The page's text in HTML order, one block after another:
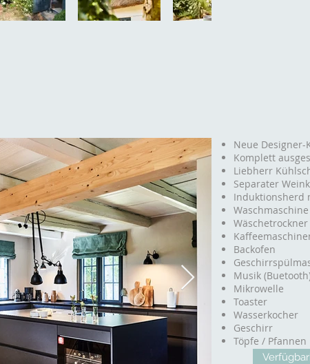
Neue Designer-
Komplett
Liebherr
Separater
Induktionsherd
Waschmaschine
Wäschetrockner
Backofen
Musik
Mikrowelle
Toaster
Wasserkocher
Geschirr
Töpfe / Pfannen